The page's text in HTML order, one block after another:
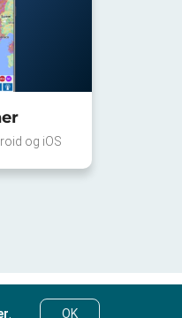
og iOS
OK